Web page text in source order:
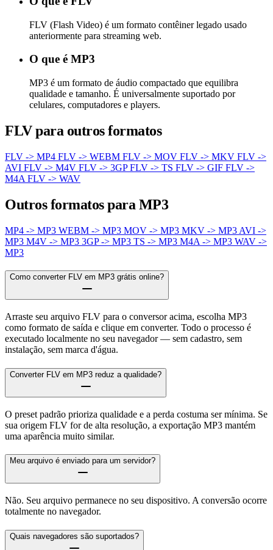
FLV (Flash Video) é um formato contêiner legado usado
anteriormente para streaming web.
O que é MP3
MP3 é um formato de áudio compactado que equilibra
qualidade e tamanho. É universalmente suportado por
celulares, computadores e players.
FLV para outros formatos
FLV -> MP4 FLV -> WEBM FLV -> MOV FLV -> MKV FLV ->
AVI FLV -> M4V FLV -> 3GPFLV -> TS FLV -> GIF FLV ->
M4A FLV -> WAV
Outros formatos para MP3
MP4 -> MP3 WEBM -> MP3 MOV -> MP3 MKV -> MP3 AVI ->
MP3 M4V -> MP3 3GP -> MP3 TS -> MP3 M4A -> MP3 WAV ->
MP3
Como converter FLV em MP3 grátis online?
Arraste seu arquivo FLV para o conversor acima, escolha MP3
como formato de saída e clique em converter. Todo o processo é
executado localmente no seu navegador — sem cadastro, sem
instalação, sem marca d'água.
Converter FLV em MP3 reduz a qualidade?
O preset padrão prioriza qualidade e a perda costuma ser mínima. Se
sua origem FLV for de alta resolução, a exportação MP3 mantém
uma aparência muito similar.
Meu arquivo é enviado para um servidor?
Não. Seu arquivo permanece no seu dispositivo. A conversão ocorre
totalmente no navegador.
Quais navegadores são suportados?